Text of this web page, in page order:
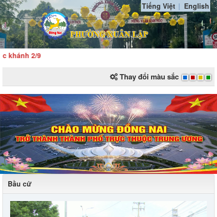
Tiếng Việt English
2/9
Thay đổi màu sắc
Bầu cử